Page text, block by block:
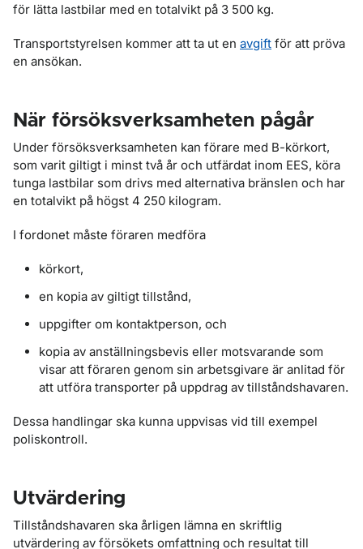
för lätta lastbilar med en totalvikt på 3 500 kg.
Transportstyrelsen kommer att ta ut en avgift för att pröva
en ansökan.
När försöksverksamheten pågår
Under försöksverksamheten kan förare med B-körkort,
som varit giltigt i minst två år och utfärdat inom EES, köra
tunga lastbilar som drivs med alternativa bränslen och har
en totalvikt på högst 4 250 kilogram.
I fordonet måste föraren medföra
körkort,
en kopia av giltigt tillstånd,
uppgifter om kontaktperson, och
kopia av anställningsbevis eller motsvarande som
visar att föraren genom sin arbetsgivare är anlitad för
att utföra transporter på uppdrag av tillståndshavaren.
Dessa handlingar ska kunna uppvisas vid till exempel
poliskontroll.
Utvärdering
Tillståndshavaren ska årligen lämna en skriftlig
utvärdering av försökets omfattning och resultat till